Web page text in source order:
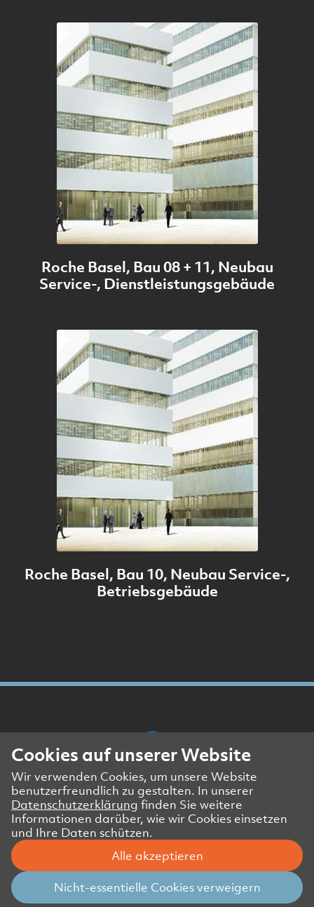
Roche Basel, Bau 08 + 11, Neubau
Service-, Dienstleistungsgebäude
Roche Basel, Bau 10, Neubau Service-,
Betriebsgebäude
Presse- und Medienkontakt
Impressum
Datenschutzerklärung Website
Datenschutzerklärung Geschäftspartner
© Amstein + Walthert Holding AG
Cookies auf unserer Website
Wir verwenden Cookies, um unsere Website
benutzerfreundlich zu gestalten. In unserer
Datenschutzerklärung finden Sie weitere
Informationen darüber, wie wir Cookies einsetzen
und Ihre Daten schützen.
Alle akzeptieren
Nicht-essentielle Cookies verweigern